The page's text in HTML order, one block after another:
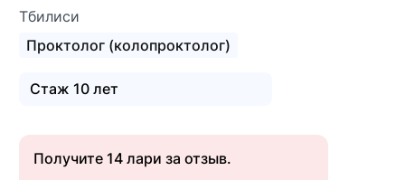
Тбилиси
Проктолог (колопроктолог)
Стаж 10 лет
Получите 14 лари за отзыв.